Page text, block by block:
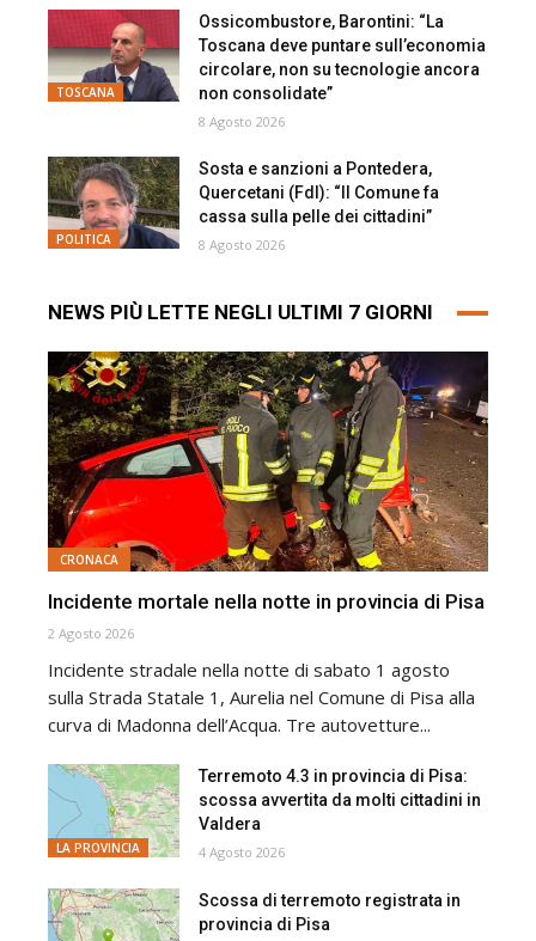
TOSCANA
Ossicombustore, Barontini: “La
Toscana deve puntare sull’economia
circolare, non su tecnologie ancora
non consolidate”
8 Agosto 2026
POLITICA
Sosta e sanzioni a Pontedera,
Quercetani (FdI): “Il Comune fa
cassa sulla pelle dei cittadini”
8 Agosto 2026
NEWS PIÙ LETTE NEGLI ULTIMI 7 GIORNI
CRONACA
Incidente mortale nella notte in provincia di Pisa
2 Agosto 2026
Incidente stradale nella notte di sabato 1 agosto
sulla Strada Statale 1, Aurelia nel Comune di Pisa alla
curva di Madonna dell’Acqua. Tre autovetture...
LA PROVINCIA
Terremoto 4.3 in provincia di Pisa:
scossa avvertita da molti cittadini in
Valdera
4 Agosto 2026
Scossa di terremoto registrata in
provincia di Pisa